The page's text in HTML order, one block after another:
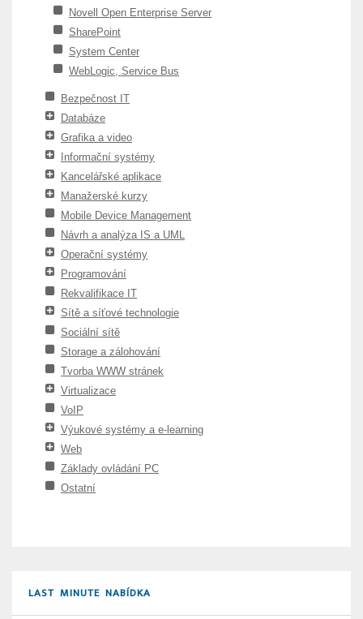
Novell Open Enterprise Server
SharePoint
System Center
WebLogic, Service Bus
Bezpečnost IT
Databáze
Grafika a video
Informační systémy
Kancelářské aplikace
Manažerské kurzy
Mobile Device Management
Návrh a analýza IS a UML
Operační systémy
Programování
Rekvalifikace IT
Sítě a síťové technologie
Sociální sítě
Storage a zálohování
Tvorba WWW stránek
Virtualizace
VoIP
Výukové systémy a e-learning
Web
Základy ovládání PC
Ostatní
LAST MINUTE NABÍDKA